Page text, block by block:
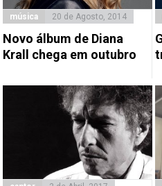
música 20 de Agosto, 2014
Novo álbum de Diana
Krall chega em outubro